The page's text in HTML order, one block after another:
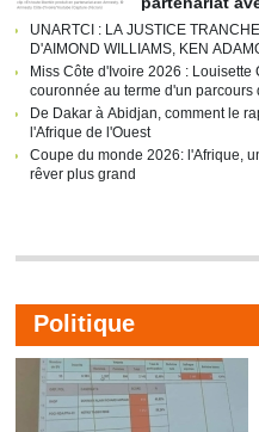
Amnesty
UNARTCI : LA JUSTICE
D'AIMOND WILLIAMS, KEN
RESTITUER LE PATRIMOINE DE
Miss Côte d'Ivoire 2026 : Louisette
couronnée au terme d'un parcours
De Dakar à Abidjan, comment le
l'Afrique de l'Ouest
Coupe du monde 2026: l'Afrique,
rêver plus grand
Politique